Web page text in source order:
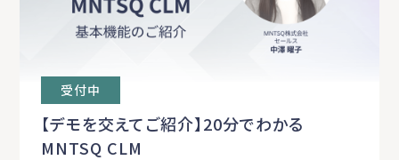
受付中
【デモを交えてご紹介】20分でわかる
MNTSQ CLM